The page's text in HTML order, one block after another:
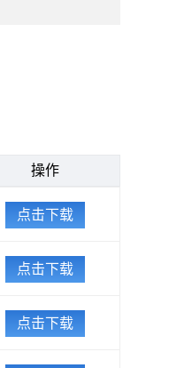
操作
点击下载
点击下载
点击下载